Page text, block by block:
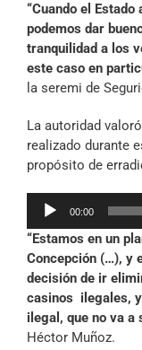
audio
“Cuando el
podemos dar
tranquilidad a los
este caso en
la seremi de
La autoridad
realizado durante
propósito de
Reproductor
audio
00:00
“Estamos en un
Concepción (…), y
decisión de ir
casinos ilegales,
ilegal, que no va a
Héctor Muñoz.